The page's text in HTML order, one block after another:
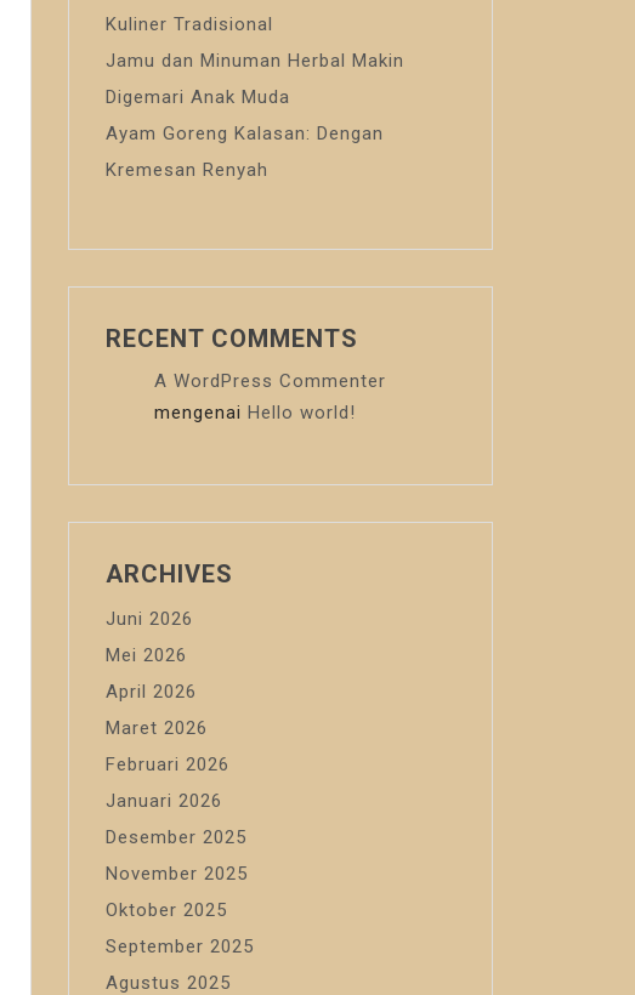
Kuliner Tradisional
Jamu dan Minuman Herbal Makin
Digemari Anak Muda
Ayam Goreng Kalasan: Dengan
Kremesan Renyah
RECENT COMMENTS
A WordPress Commenter
mengenai Hello world!
ARCHIVES
Juni 2026
Mei 2026
April 2026
Maret 2026
Februari 2026
Januari 2026
Desember 2025
November 2025
Oktober 2025
September 2025
Agustus 2025